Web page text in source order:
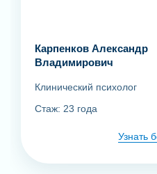
Карпенков Александр
Владимирович
Клинический психолог
Стаж: 23 года
Узнать